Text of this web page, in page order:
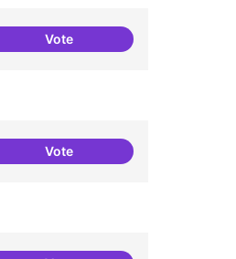
VoteMemòria Històrica -
VotePrograma cultural a nivell